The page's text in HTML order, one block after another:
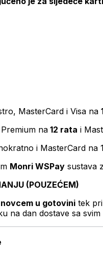
MasterCard i Visa na
na 12 rata i
i MasterCard na
Monri WSPay sustava
(POUZEĆEM)
u gotovini tek
na dan dostave sa svim